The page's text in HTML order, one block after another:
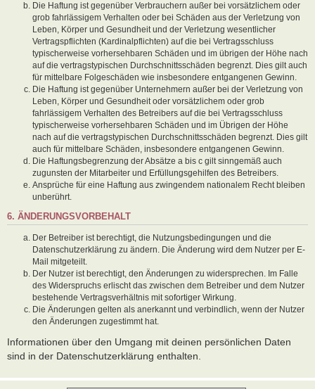
Die Haftung ist gegenüber Verbrauchern außer bei vorsätzlichem oder
grob fahrlässigem Verhalten oder bei Schäden aus der Verletzung von
Leben, Körper und Gesundheit und der Verletzung wesentlicher
Vertragspflichten (Kardinalpflichten) auf die bei Vertragsschluss
typischerweise vorhersehbaren Schäden und im übrigen der Höhe nach
auf die vertragstypischen Durchschnittsschäden begrenzt. Dies gilt auch
für mittelbare Folgeschäden wie insbesondere entgangenen Gewinn.
Die Haftung ist gegenüber Unternehmern außer bei der Verletzung von
Leben, Körper und Gesundheit oder vorsätzlichem oder grob
fahrlässigem Verhalten des Betreibers auf die bei Vertragsschluss
typischerweise vorhersehbaren Schäden und im Übrigen der Höhe
nach auf die vertragstypischen Durchschnittsschäden begrenzt. Dies gilt
auch für mittelbare Schäden, insbesondere entgangenen Gewinn.
Die Haftungsbegrenzung der Absätze a bis c gilt sinngemäß auch
zugunsten der Mitarbeiter und Erfüllungsgehilfen des Betreibers.
Ansprüche für eine Haftung aus zwingendem nationalem Recht bleiben
unberührt.
6. ÄNDERUNGSVORBEHALT
Der Betreiber ist berechtigt, die Nutzungsbedingungen und die
Datenschutzerklärung zu ändern. Die Änderung wird dem Nutzer per E-
Mail mitgeteilt.
Der Nutzer ist berechtigt, den Änderungen zu widersprechen. Im Falle
des Widerspruchs erlischt das zwischen dem Betreiber und dem Nutzer
bestehende Vertragsverhältnis mit sofortiger Wirkung.
Die Änderungen gelten als anerkannt und verbindlich, wenn der Nutzer
den Änderungen zugestimmt hat.
Informationen über den Umgang mit deinen persönlichen Daten
sind in der Datenschutzerklärung enthalten.